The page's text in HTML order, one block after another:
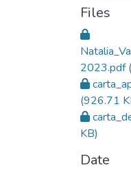
Files
2023.pdf
(926.71
KB)
Date